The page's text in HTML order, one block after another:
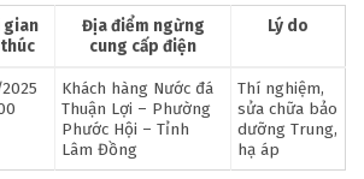
gian
Địa điểm ngừng
cung cấp điện
Lý do
Khách hàng Nước đá
Thuận Lợi – Phường
Phước Hội – Tỉnh
Lâm Đồng
Thí nghiệm,
sửa chữa bảo
dưỡng Trung,
hạ áp